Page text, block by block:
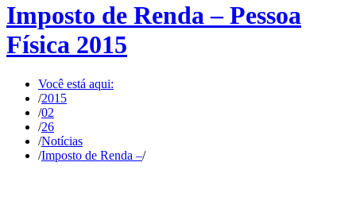
Imposto de Renda – Pessoa
Física 2015
Você está aqui:
/2015
/02
/26
/Notícias
/Imposto de Renda –/